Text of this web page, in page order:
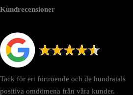
Kundrecensioner
Tack för ert förtroende och de hundratals
positiva omdömena från våra kunder.